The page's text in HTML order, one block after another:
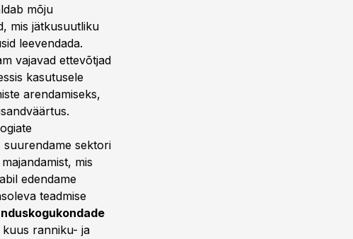
mõju
mis jätkusuutliku
leevendada.
vajavad ettevõtjad
kasutusele
arendamiseks,
suurendame sektori
mis
edendame
teadmise
kuus ranniku- ja